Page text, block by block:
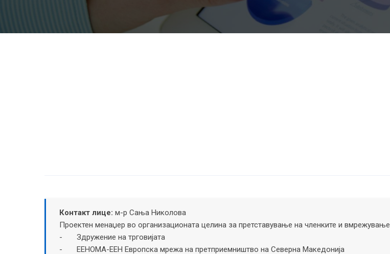
Контакт лице: м-р Сања Николова
Проектен менаџер во организационата целина за претставување на членките и вмрежување
- Здружение на трговијата
- ЕЕНОМА-EEН Европска мрежа на претприемништво на Северна Македонија